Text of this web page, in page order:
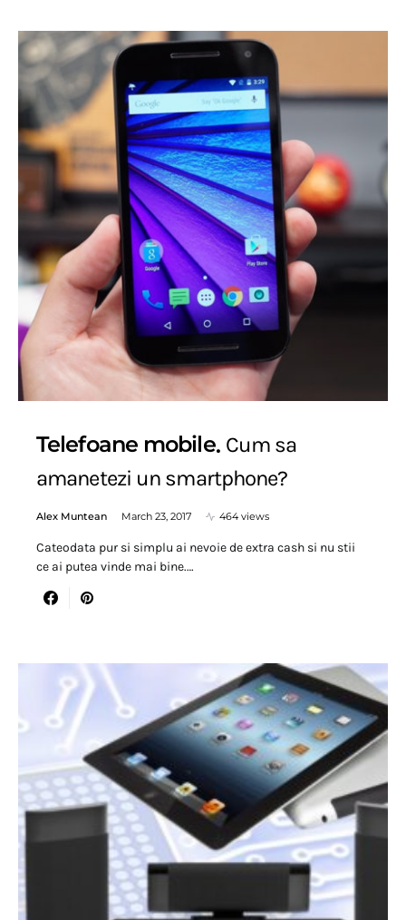
Telefoane mobile Cum sa
amanetezi un smartphone?
Alex Muntean March 23, 2017 464 views
Cateodata pur si simplu ai nevoie de extra cash si nu stii
ce ai putea vinde mai bine.…